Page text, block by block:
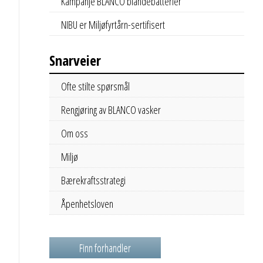
NIBU er Miljøfyrtårn-sertifisert
Snarveier
Ofte stilte spørsmål
Rengjøring av BLANCO vasker
Om oss
Miljø
Bærekraftsstrategi
Åpenhetsloven
Finn forhandler